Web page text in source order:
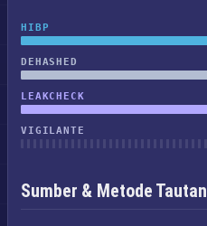
HIBP
DEHASHED
LEAKCHECK
VIGILANTE
Sumber & Metode Tautan